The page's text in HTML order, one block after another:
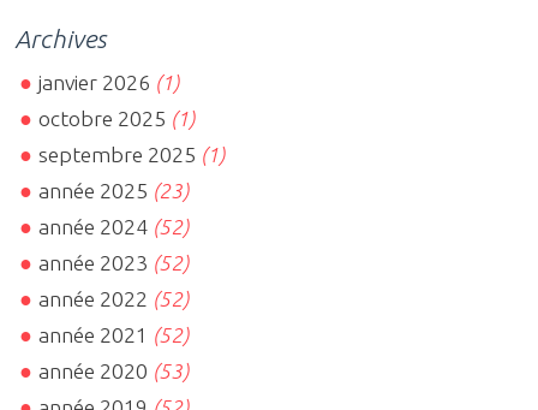
Archives
janvier 2026 (1)
octobre 2025 (1)
septembre 2025 (1)
année 2025 (23)
année 2024 (52)
année 2023 (52)
année 2022 (52)
année 2021 (52)
année 2020 (53)